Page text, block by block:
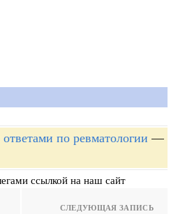
ответами по ревматологии —
ссылкой на наш сайт
СЛЕДУЮЩАЯ ЗАПИСЬ